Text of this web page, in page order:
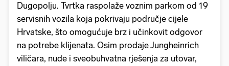
Dugopolju. Tvrtka raspolaže voznim parkom od 19
servisnih vozila koja pokrivaju područje cijele
Hrvatske, što omogućuje brz i učinkovit odgovor
na potrebe klijenata. Osim prodaje Jungheinrich
viličara, nude i sveobuhvatna rješenja za utovar,